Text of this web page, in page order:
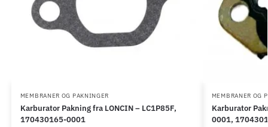
MEMBRANER OG PAKNINGER
Karburator Pakning fra LONCIN – LC1P85F,
170430165-0001
MEMBRANER OG
Karburator
0001,